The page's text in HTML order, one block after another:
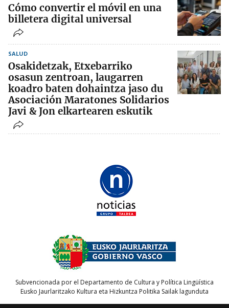
Cómo convertir el móvil en una
billetera digital universal
SALUD
Osakidetzak, Etxebarriko
osasun zentroan, laugarren
koadro baten dohaintza jaso du
Asociación Maratones Solidarios
Javi & Jon elkartearen eskutik
Subvencionada por el Departamento de Cultura y Política Lingüística
Eusko Jaurlaritzako Kultura eta Hizkuntza Politika Sailak lagunduta